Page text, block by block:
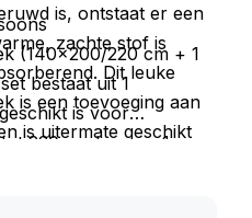
is, ontstaat er een
zachte stof is
Dit leuke
is een toevoeging aan
is uitermate geschikt
(140×200/220 cm + 1
bestaat uit 1
is voor
220 cm lang en 1